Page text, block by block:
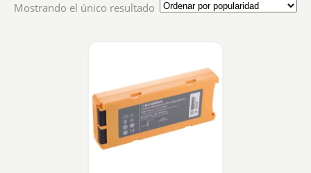
Mostrando el único resultado